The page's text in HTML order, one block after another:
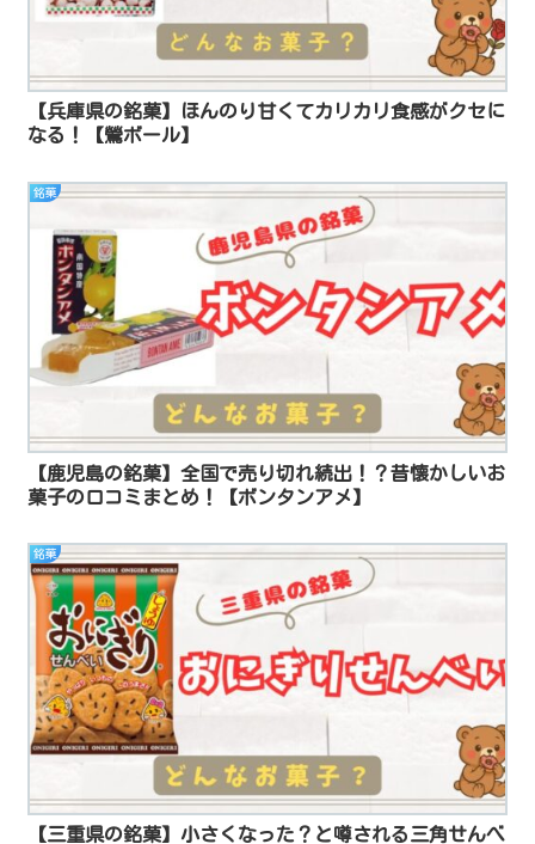
【兵庫県の銘菓】ほんのり甘くてカリカリ食感がクセに
なる！【鶯ボール】
銘菓
【鹿児島の銘菓】全国で売り切れ続出！？昔懐かしいお
菓子の口コミまとめ！【ボンタンアメ】
銘菓
【三重県の銘菓】小さくなった？と噂される三角せんべ